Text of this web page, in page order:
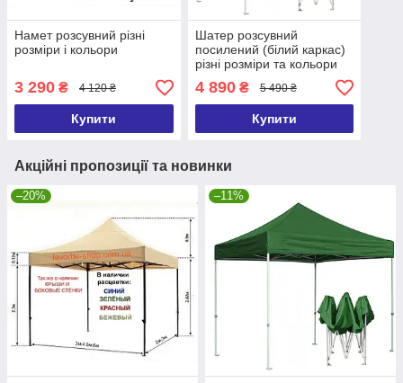
Намет розсувний різні
розміри і кольори
3 290 ₴ 4 120 ₴
Купити
Шатер розсувний
посилений (білий каркас)
різні розміри та кольори
4 890₴ 5 490 ₴
Купити
Акційні пропозиції та новинки
–20% –11%